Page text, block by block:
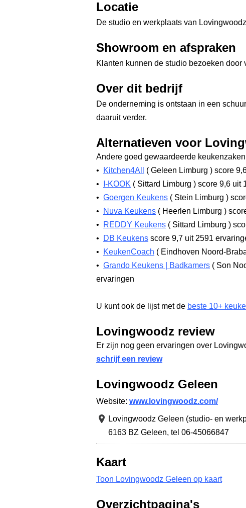
Locatie
De studio en werkplaats van
Showroom en afspraken
Klanten kunnen de studio bezoeken door
Over dit bedrijf
De onderneming is ontstaan in een
daaruit verder.
Alternatieven voor
Andere goed gewaardeerde
•
Kitchen4All ( Geleen Limburg ) score
•
I-KOOK ( Sittard Limburg ) score 9,6 uit
• Goergen Keukens ( Stein Limburg )
•
Nuva Keukens ( Heerlen Limburg )
•
REDDY Keukens ( Sittard Limburg )
•
DB Keukens score 9,7 uit 2591
•
KeukenCoach ( Eindhoven Noord-
• Grando Keukens | Badkamers ( Son
ervaringen
U kunt ook de lijst met de beste 10+
Lovingwoodz review
Er zijn nog geen ervaringen over
schrijf een review
Lovingwoodz Geleen
Website: www.lovingwoodz.com/
Lovingwoodz Geleen (studio- en
6163 BZ Geleen, tel 06-45066847
Kaart
Toon Lovingwoodz Geleen op kaart
Overzichtpagina's